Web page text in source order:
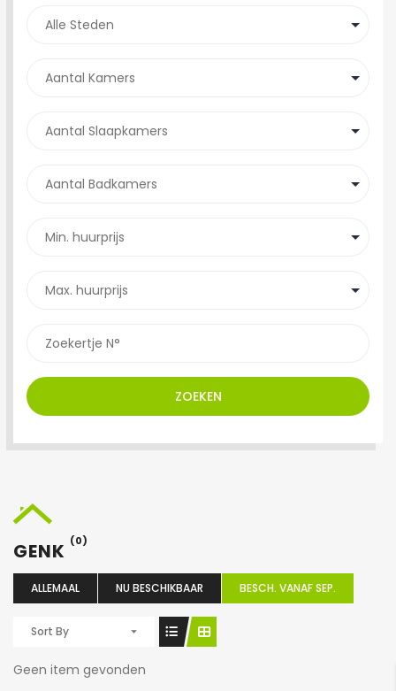
ZOEKEN
GENK (0)
ALLEMAAL NU BESCHIKBAAR BESCH. VANAF SEP.
Sort By
Geen item gevonden